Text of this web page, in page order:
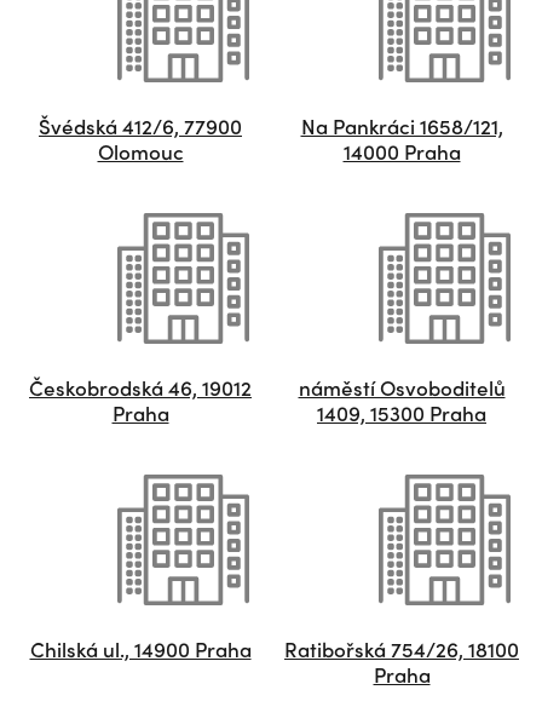
Švédská 412/6, 77900
Olomouc
Na Pankráci 1658/121,
14000 Praha
Českobrodská 46, 19012
Praha
náměstí Osvoboditelů
1409, 15300 Praha
Chilská ul., 14900 Praha
Ratibořská 754/26, 18100
Praha